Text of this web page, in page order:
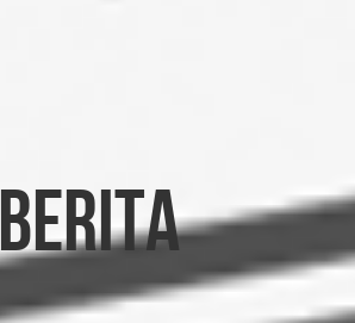
Berita